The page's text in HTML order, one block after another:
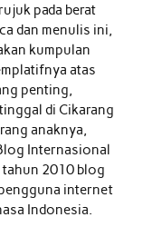
pada berat
dan menulis ini,
kumpulan
atas
penting,
di Cikarang
anaknya,
Internasional
tahun 2010 blog
internet
Indonesia.